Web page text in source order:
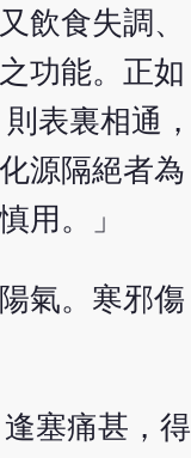
飲食失調、
功能。正如
表裏相通，
源隔絕者為
用。」
氣。寒邪傷
塞痛甚，得